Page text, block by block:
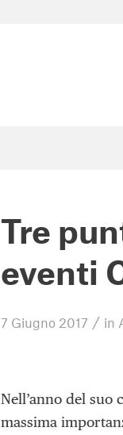
Tre
eventi
7 Giugno 2017 / in
Nell’anno del suo
massima